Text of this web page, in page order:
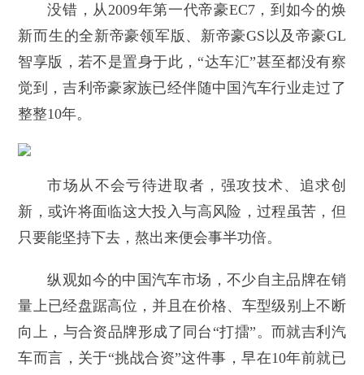
没错，从2009年第一代帝豪EC7，到如今的焕
新而生的全新帝豪领军版、新帝豪GS以及帝豪GL
智享版，若不是置身于此，“达车汇”甚至都没有察
觉到，吉利帝豪家族已经伴随中国汽车行业走过了
整整10年。
市场从不会亏待进取者，强攻技术、追求创
新，或许将面临这大投入与高风险，过程虽苦，但
只要能坚持下去，熬出来便会事半功倍。
纵观如今的中国汽车市场，不少自主品牌在销
量上已经盘踞高位，并且在价格、车型级别上不断
向上，与合资品牌形成了同台“打擂”。而就吉利汽
车而言，关于“挑战合资”这件事，早在10年前就已